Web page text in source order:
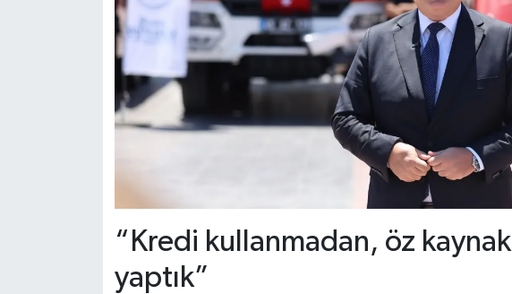
“Kredi kullanmadan, öz
yaptık”